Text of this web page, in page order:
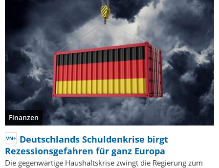
Finanzen
Deutschlands Schuldenkrise birgt
Rezessionsgefahren für ganz Europa
Die gegenwärtige Haushaltskrise zwingt die Regierung zum